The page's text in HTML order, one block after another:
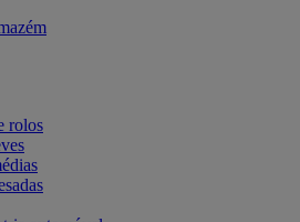
rolos